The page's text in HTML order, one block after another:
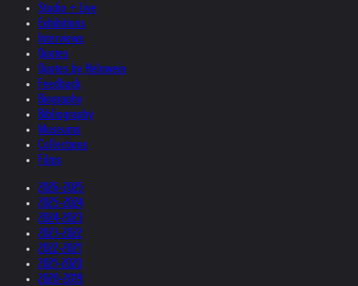
Studio + Live
Exhibitions
Interviews
Quotes
Quotes by Helnwein
Feedback
Biography
Bibliography
Museums
Collections
Films
2026-2025
2025-2024
2024-2023
2023-2022
2022-2021
2021-2020
2020-2019